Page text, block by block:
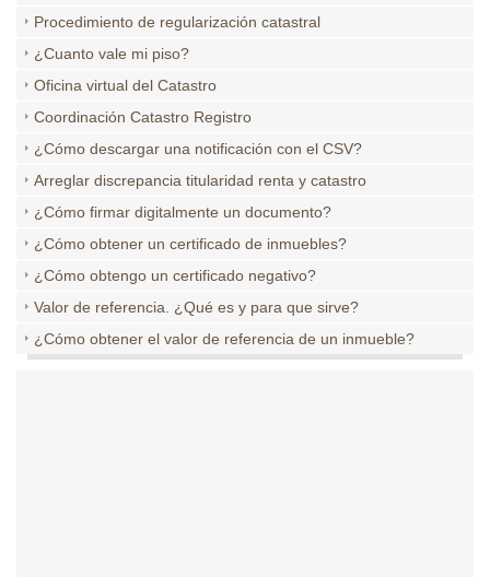
Procedimiento de regularización catastral
¿Cuanto vale mi piso?
Oficina virtual del Catastro
Coordinación Catastro Registro
¿Cómo descargar una notificación con el CSV?
Arreglar discrepancia titularidad renta y catastro
¿Cómo firmar digitalmente un documento?
¿Cómo obtener un certificado de inmuebles?
¿Cómo obtengo un certificado negativo?
Valor de referencia. ¿Qué es y para que sirve?
¿Cómo obtener el valor de referencia de un inmueble?